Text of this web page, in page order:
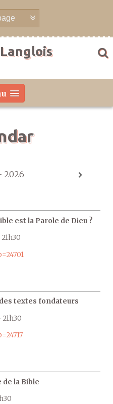
2026
est la Parole de Dieu ?
21h30
textes fondateurs
21h30
de la Bible